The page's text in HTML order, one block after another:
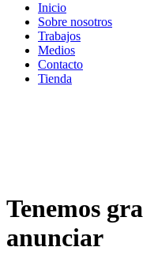
Inicio
Sobre nosotros
Trabajos
Medios
Contacto
Tienda
Tenemos
anunciar